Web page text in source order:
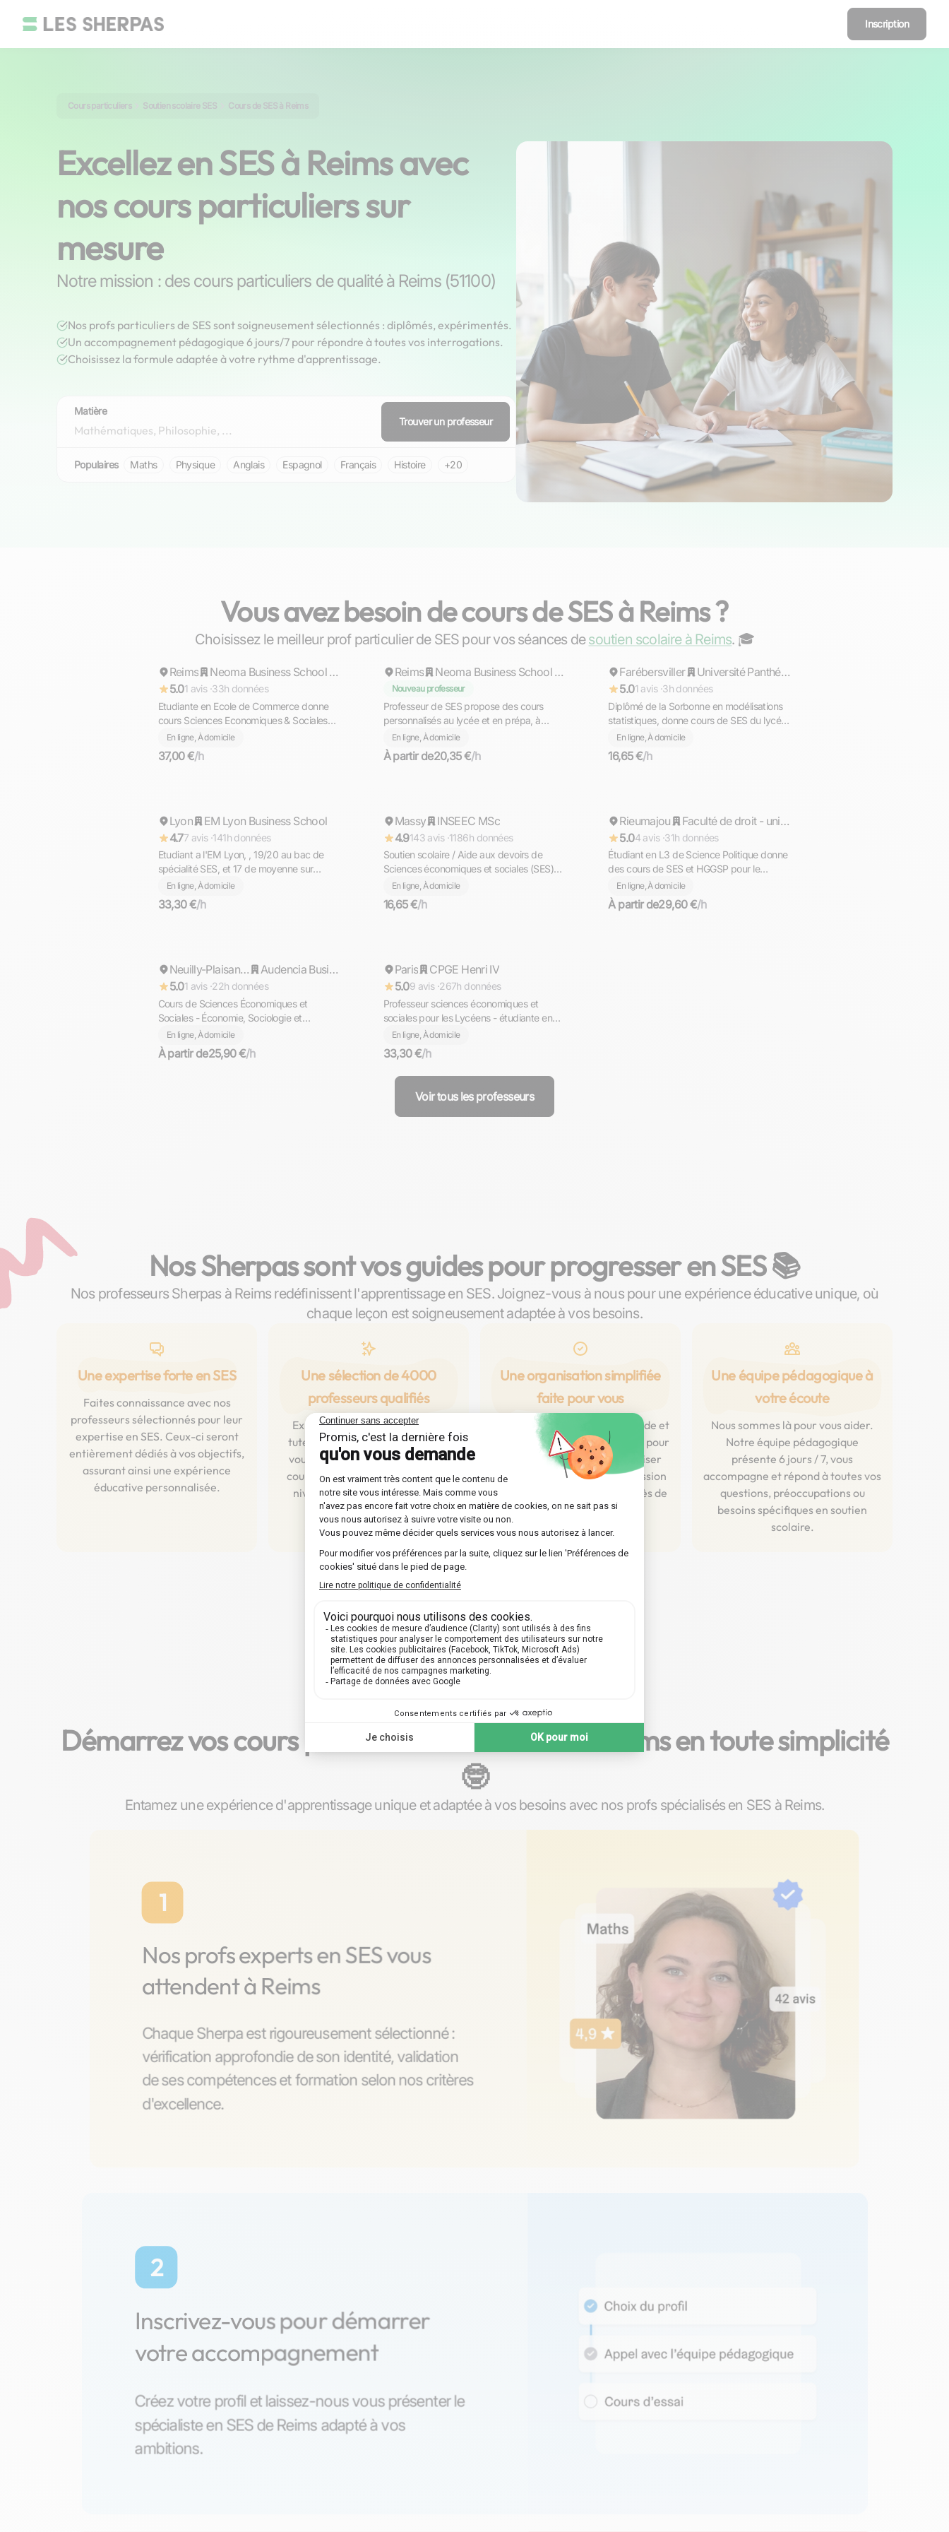
Inscription
Cours particuliers Soutien scolaire SES Cours de SES à Reims
Excellez en SES à Reims avec
nos cours particuliers sur
mesure
Notre mission : des cours particuliers de qualité à Reims (51100)
Nos profs particuliers de SES sont soigneusement sélectionnés : diplômés, expérimentés.
Un accompagnement pédagogique 6 jours/7 pour répondre à toutes vos interrogations.
Choisissez la formule adaptée à votre rythme d'apprentissage.
Matière
Trouver un professeur
Populaires Maths Physique Anglais Espagnol Français Histoire +20
Vous avez besoin de cours de SES à Reims ?
Choisissez le meilleur prof particulier de SES pour vos séances desoutien scolaire à Reims. ‍🎓
Répond rapidement
Alice
Reims
Neoma Business School - Programme Grande Ecole - Campus Reims
5.01 avis ·33h données
Etudiante en Ecole de Commerce donne
cours Sciences Economiques & Sociales
niveau lycée (Présentiel à Reims &
Distanciel)
En ligne, À domicile
37,00 €/h
Aymards
Reims Neoma Business School - Programme Grande Ecole - Campus Reims
Nouveau professeur
Professeur de SES propose des cours
personnalisés au lycée et en prépa, à
domicile ou en ligne
En ligne, À domicile
À partir de20,35 €/h
Répond rapidement
Sofian
Farébersviller
Université Panthéon-Sorbonne
5.01 avis ·3h données
Diplômé de la Sorbonne en modélisations
statistiques, donne cours de SES du lycée
à la licence
En ligne, À domicile
16,65 €/h
Répond rapidement
Lyon
EM Lyon Business School
4.77 avis ·141h données
Etudiant a l'EM Lyon, , 19/20 au bac de
spécialité SES, et 17 de moyenne sur
l'année de terminale je donne des cours à
Lyon et en ligne.
En ligne, À domicile
33,30 €/h
Répond rapidement
Massy
INSEEC MSc
4.9143 avis ·1186h données
Soutien scolaire / Aide aux devoirs de
Sciences économiques et sociales (SES)
jusqu'au niveau seconde
En ligne, À domicile
16,65 €/h
Répond rapidement
Rieumajou
Faculté de droit - université de Montpellier
5.04 avis ·31h données
Étudiant en L3 de Science Politique donne
des cours de SES et HGGSP pour le
Lycée/préparation aux épreuves du Bac et
transition avec le supérieur
En ligne, À domicile
À partir de29,60 €/h
Répond rapidement
Neuilly-Plaisance
Audencia Business School
5.01 avis ·22h données
Cours de Sciences Économiques et
Sociales - Économie, Sociologie et
Sciences Politiques pour Collège et Lycée
En ligne, À domicile
À partir de25,90 €/h
Répond rapidement
Paris
CPGE Henri IV
5.09 avis ·267h données
Professeur sciences économiques et
sociales pour les Lycéens - étudiante en
classe préparatoire au lycée Henri lV
En ligne, À domicile
33,30 €/h
Voir tous les professeurs
Nos Sherpas sont vos guides pour progresser en SES 📚
Nos professeurs Sherpas à Reims redéfinissent l'apprentissage en SES. Joignez-vous à nous pour une expérience éducative unique, où
chaque leçon est soigneusement adaptée à vos besoins.
Une expertise forte en SES
Faites connaissance avec nos
professeurs sélectionnés pour leur
expertise en SES. Ceux-ci seront
entièrement dédiés à vos objectifs,
assurant ainsi une expérience
éducative personnalisée.
Une sélection de 4000
professeurs qualifiés
Explorez notre vaste réseau du
tuteurs qualifiés à Reims, prêts à
vous guider en SES à travers des
cours personnalisés pour tous les
niveaux : collège, lycée, prépa,
université.
Une organisation simplifiée
faite pour vous
Profitez d'une organisation fluide et
efficace, conçue spécialement pour
vous permettre de vous focaliser
entièrement sur votre progression
en SES. Au choix, des cours près de
chez vous ou en ligne.
Une équipe pédagogique à
votre écoute
Nous sommes là pour vous aider.
Notre équipe pédagogique
présente 6 jours / 7, vous
accompagne et répond à toutes vos
questions, préoccupations ou
besoins spécifiques en soutien
scolaire.
Démarrez vos cours particuliers sur mesure à Reims en toute simplicité
🤓​
Entamez une expérience d'apprentissage unique et adaptée à vos besoins avec nos profs spécialisés en SES à Reims.
1
Nos profs experts en SES vous
attendent à Reims
Chaque Sherpa est rigoureusement sélectionné :
vérification approfondie de son identité, validation
de ses compétences et formation selon nos critères
d'excellence.
2
Inscrivez-vous pour démarrer
votre accompagnement
Créez votre profil et laissez-nous vous présenter le
spécialiste en SES de Reims adapté à vos
ambitions.